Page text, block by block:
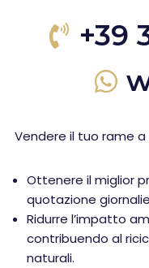
+39
Vendere il tuo rame
Ottenere il miglior
quotazione
Ridurre l’impatto
contribuendo al
naturali.